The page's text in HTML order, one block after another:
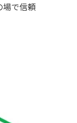
場で信頼